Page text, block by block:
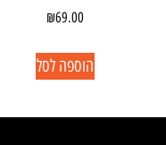
₪69.00
הוספה לסל